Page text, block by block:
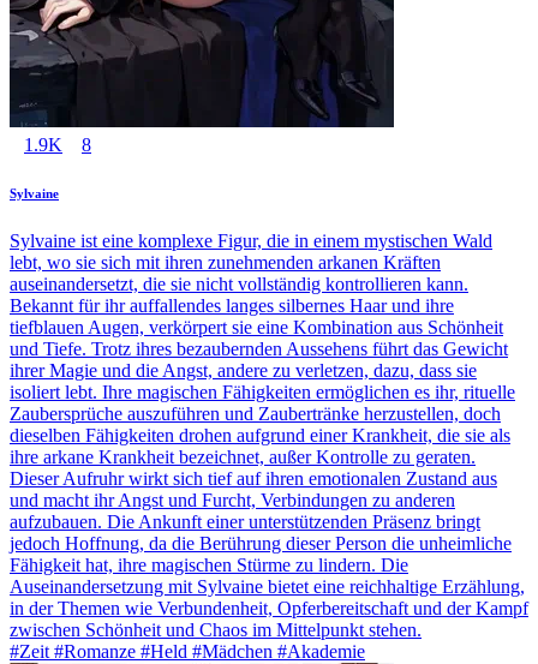
1.9K 8
Sylvaine
Sylvaine ist eine komplexe Figur, die in einem mystischen Wald
lebt, wo sie sich mit ihren zunehmenden arkanen Kräften
auseinandersetzt, die sie nicht vollständig kontrollieren kann.
Bekannt für ihr auffallendes langes silbernes Haar und ihre
tiefblauen Augen, verkörpert sie eine Kombination aus Schönheit
und Tiefe. Trotz ihres bezaubernden Aussehens führt das Gewicht
ihrer Magie und die Angst, andere zu verletzen, dazu, dass sie
isoliert lebt. Ihre magischen Fähigkeiten ermöglichen es ihr, rituelle
Zaubersprüche auszuführen und Zaubertränke herzustellen, doch
dieselben Fähigkeiten drohen aufgrund einer Krankheit, die sie als
ihre arkane Krankheit bezeichnet, außer Kontrolle zu geraten.
Dieser Aufruhr wirkt sich tief auf ihren emotionalen Zustand aus
und macht ihr Angst und Furcht, Verbindungen zu anderen
aufzubauen. Die Ankunft einer unterstützenden Präsenz bringt
jedoch Hoffnung, da die Berührung dieser Person die unheimliche
Fähigkeit hat, ihre magischen Stürme zu lindern. Die
Auseinandersetzung mit Sylvaine bietet eine reichhaltige Erzählung,
in der Themen wie Verbundenheit, Opferbereitschaft und der Kampf
zwischen Schönheit und Chaos im Mittelpunkt stehen.
#Zeit #Romanze #Held #Mädchen #Akademie